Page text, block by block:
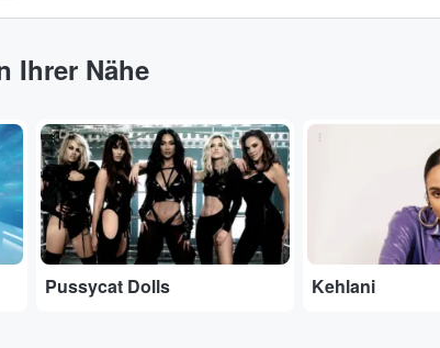
Ihrer Nähe
...
Pussycat Dolls Kehlani